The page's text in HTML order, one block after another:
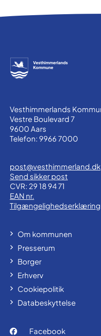
Vesthimmerlands
Vestre Boulevard 7
9600 Aars
Telefon: 9966 7000
post@vesthimmerland.dk
Send sikker post
CVR: 29 18 94 71
EAN nr.
Tilgængelighedserklæring
Om kommunen
Presserum
Borger
Erhverv
Cookiepolitik
Databeskyttelse
Facebook